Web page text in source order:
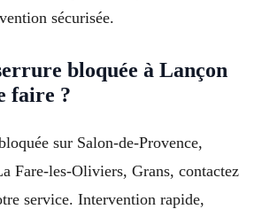
sécurisée.
bloquée à Lançon
faire ?
sur Salon-de-Provence,
Fare-les-Oliviers, Grans, contactez
service. Intervention rapide,